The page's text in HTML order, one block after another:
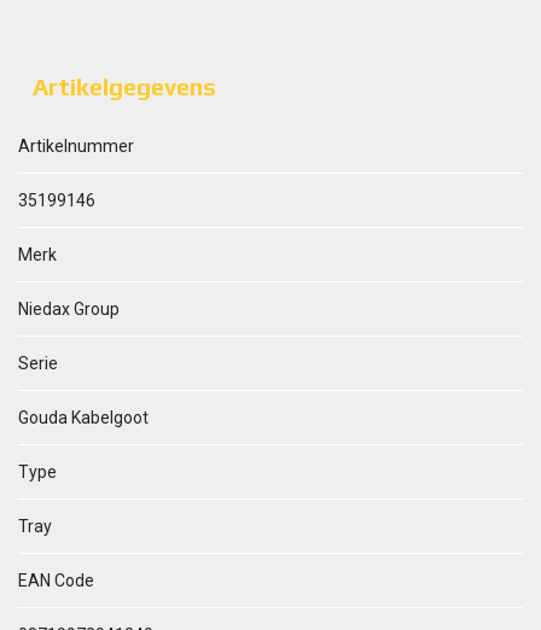
Artikelgegevens
Artikelnummer
35199146
Merk
Niedax Group
Serie
Gouda Kabelgoot
Type
Tray
EAN Code